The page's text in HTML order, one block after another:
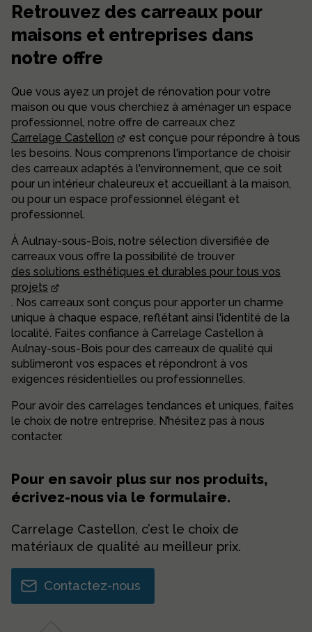
Retrouvez des carreaux pour
maisons et entreprises dans
notre offre
Que vous ayez un projet de rénovation pour votre
maison ou que vous cherchiez à aménager un espace
professionnel, notre offre de carreaux chez
Carrelage Castellon
est conçue pour répondre à tous
les besoins. Nous comprenons l'importance de choisir
des carreaux adaptés à l'environnement, que ce soit
pour un intérieur chaleureux et accueillant à la maison,
ou pour un espace professionnel élégant et
professionnel.
À Aulnay-sous-Bois, notre sélection diversifiée de
carreaux vous offre la possibilité de trouver
des solutions esthétiques et durables pour tous vos
projets
. Nos carreaux sont conçus pour apporter un charme
unique à chaque espace, reflétant ainsi l'identité de la
localité. Faites confiance à Carrelage Castellon à
Aulnay-sous-Bois pour des carreaux de qualité qui
sublimeront vos espaces et répondront à vos
exigences résidentielles ou professionnelles.
Pour avoir des carrelages tendances et uniques, faites
le choix de notre entreprise. N’hésitez pas à nous
contacter.
Pour en savoir plus sur nos produits,
écrivez-nous via le formulaire.
Carrelage Castellon, c’est le choix de
matériaux de qualité au meilleur prix.
Contactez-nous